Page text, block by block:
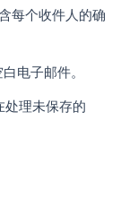
每个收件人的确
电子邮件。
处理未保存的